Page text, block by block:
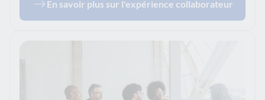
En savoir plus sur l'expérience collaborateur